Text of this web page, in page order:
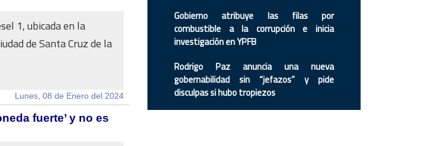
1, ubicada en la
de Santa Cruz de la
Lunes, 08 de Enero del 2024
fuerte’ y no es
Gobierno atribuye las filas por
combustible a la corrupción e inicia
investigación en YPFB
Rodrigo Paz anuncia una nueva
gobernabilidad sin “jefazos” y pide
disculpas si hubo tropiezos